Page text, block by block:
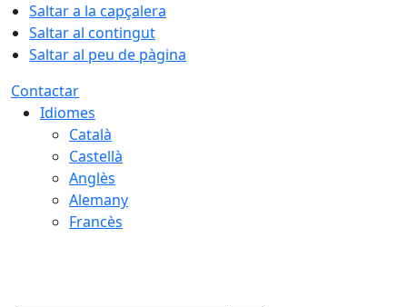
Saltar a la capçalera
Saltar al contingut
Saltar al peu de pàgina
Contactar
Idiomes
Català
Castellà
Anglès
Alemany
Francès